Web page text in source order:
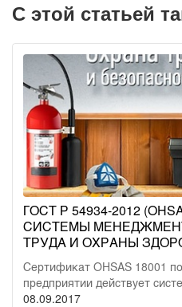
С этой статьей
ГОСТ Р 54934-2012
СИСТЕМЫ
ТРУДА И ОХРАНЫ
Сертификат OHSAS 18001
предприятии действует
08.09.2017